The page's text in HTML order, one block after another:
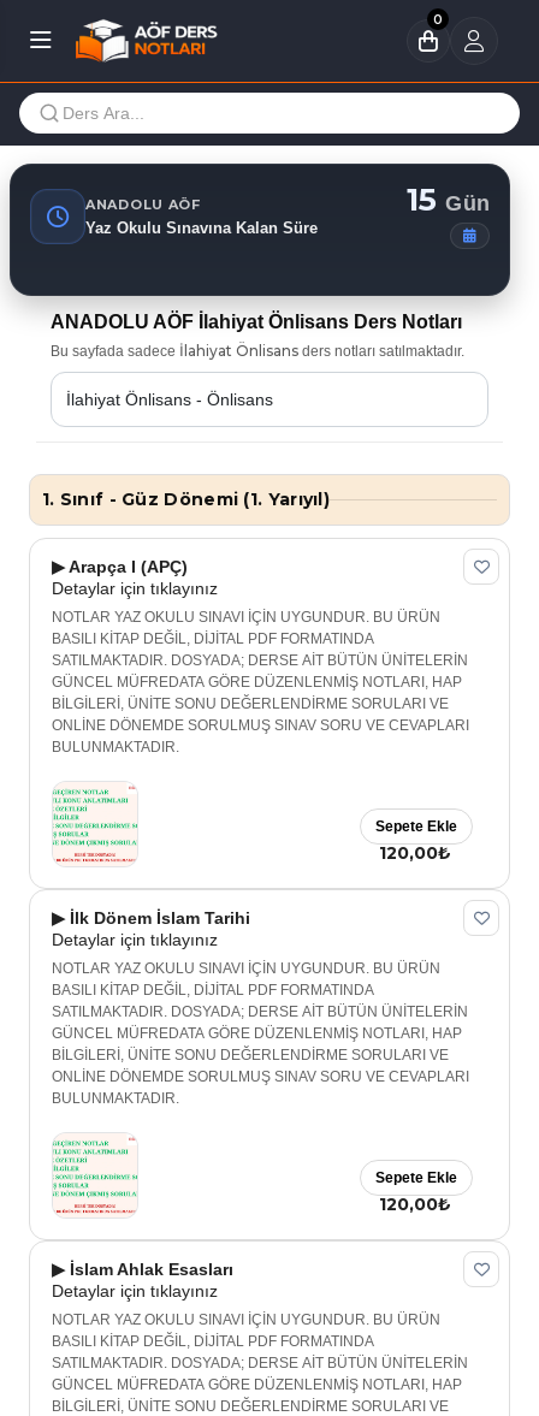
0
ANADOLU AÖF
Yaz Okulu Sınavına Kalan Süre
15Gün
ANADOLU AÖF İlahiyat Önlisans Ders Notları
Bu sayfada sadece İlahiyat Önlisansders notları satılmaktadır.
1. Sınıf - Güz Dönemi (1. Yarıyıl)
▶ Arapça I (APÇ)
Detaylar için tıklayınız
NOTLAR YAZ OKULU SINAVI İÇİN UYGUNDUR. BU ÜRÜN
BASILI KİTAP DEĞİL, DİJİTAL PDF FORMATINDA
SATILMAKTADIR. DOSYADA; DERSE AİT BÜTÜN ÜNİTELERİN
GÜNCEL MÜFREDATA GÖRE DÜZENLENMİŞ NOTLARI, HAP
BİLGİLERİ, ÜNİTE SONU DEĞERLENDİRME SORULARI VE
ONLİNE DÖNEMDE SORULMUŞ SINAV SORU VE CEVAPLARI
BULUNMAKTADIR.
120,00₺
Sepete Ekle
▶ İlk Dönem İslam Tarihi
Detaylar için tıklayınız
NOTLAR YAZ OKULU SINAVI İÇİN UYGUNDUR. BU ÜRÜN
BASILI KİTAP DEĞİL, DİJİTAL PDF FORMATINDA
SATILMAKTADIR. DOSYADA; DERSE AİT BÜTÜN ÜNİTELERİN
GÜNCEL MÜFREDATA GÖRE DÜZENLENMİŞ NOTLARI, HAP
BİLGİLERİ, ÜNİTE SONU DEĞERLENDİRME SORULARI VE
ONLİNE DÖNEMDE SORULMUŞ SINAV SORU VE CEVAPLARI
BULUNMAKTADIR.
120,00₺
Sepete Ekle
▶ İslam Ahlak Esasları
Detaylar için tıklayınız
NOTLAR YAZ OKULU SINAVI İÇİN UYGUNDUR. BU ÜRÜN
BASILI KİTAP DEĞİL, DİJİTAL PDF FORMATINDA
SATILMAKTADIR. DOSYADA; DERSE AİT BÜTÜN ÜNİTELERİN
GÜNCEL MÜFREDATA GÖRE DÜZENLENMİŞ NOTLARI, HAP
BİLGİLERİ, ÜNİTE SONU DEĞERLENDİRME SORULARI VE